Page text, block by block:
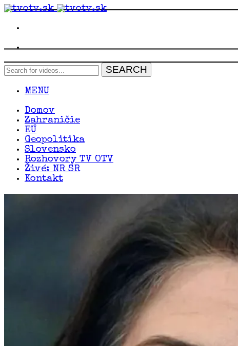
MENU
Domov
Zahraničie
EÚ
Geopolitika
Slovensko
Rozhovory TV OTV
Živé: NR SR
Kontakt